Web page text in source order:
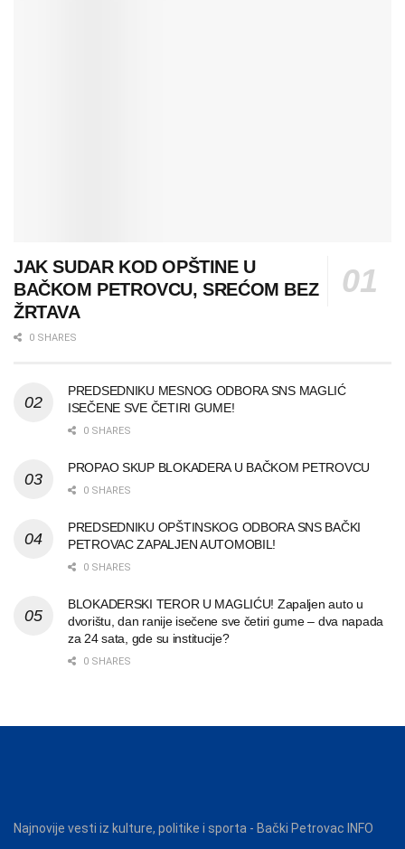
JAK SUDAR KOD OPŠTINE U
BAČKOM PETROVCU, SREĆOM BEZ
ŽRTAVA
0 SHARES
PREDSEDNIKU MESNOG ODBORA SNS MAGLIĆ
ISEČENE SVE ČETIRI GUME!
0 SHARES
PROPAO SKUP BLOKADERA U BAČKOM PETROVCU
0 SHARES
PREDSEDNIKU OPŠTINSKOG ODBORA SNS BAČKI
PETROVAC ZAPALJEN AUTOMOBIL!
0 SHARES
BLOKADERSKI TEROR U MAGLIĆU! Zapaljen auto u
dvorištu, dan ranije isečene sve četiri gume – dva napada
za 24 sata, gde su institucije?
0 SHARES
Najnovije vesti iz kulture, politike i sporta - Bački Petrovac INFO